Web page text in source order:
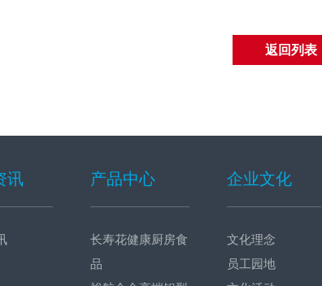
返回列表
讯 产品中心
长寿花健康厨房食
品
企业文化
文化理念
员工园地